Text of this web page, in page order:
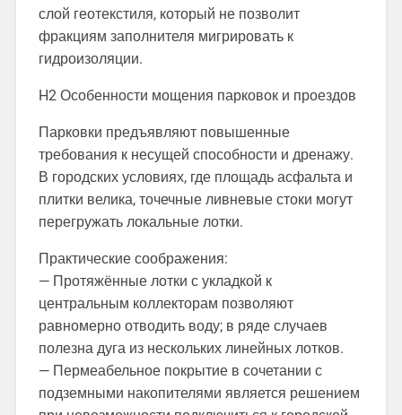
слой геотекстиля, который не позволит
фракциям заполнителя мигрировать к
гидроизоляции.
H2 Особенности мощения парковок и проездов
Парковки предъявляют повышенные
требования к несущей способности и дренажу.
В городских условиях, где площадь асфальта и
плитки велика, точечные ливневые стоки могут
перегружать локальные лотки.
Практические соображения:
— Протяжённые лотки с укладкой к
центральным коллекторам позволяют
равномерно отводить воду; в ряде случаев
полезна дуга из нескольких линейных лотков.
— Пермеабельное покрытие в сочетании с
подземными накопителями является решением